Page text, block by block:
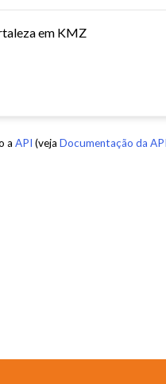
em KMZ
a API (veja Documentação da API